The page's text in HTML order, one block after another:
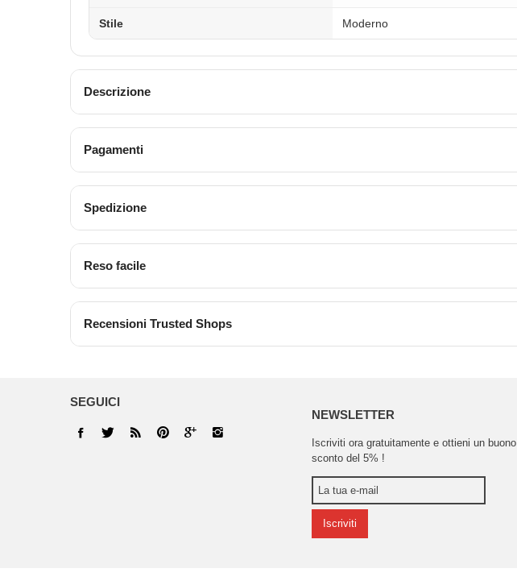
Stile Moderno
Descrizione
Pagamenti
Spedizione
Reso facile
Recensioni Trusted Shops
SEGUICI
NEWSLETTER
Iscriviti ora gratuitamente e ottieni un buono
sconto del 5% !
Iscriviti